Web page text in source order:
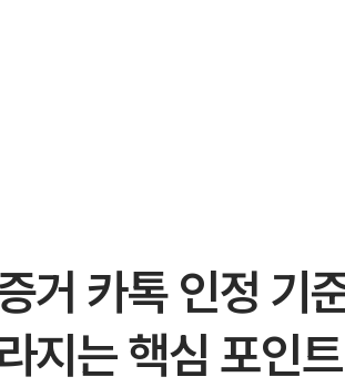
거 카톡 인정 기
지는 핵심 포인트